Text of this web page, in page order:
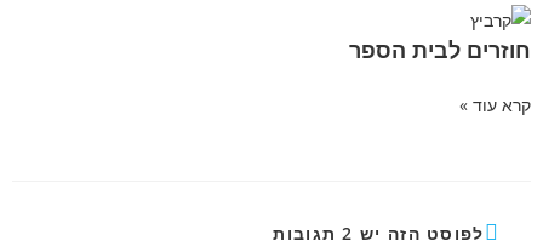
חוזרים לבית הספר
קרא עוד »
לפוסט הזה יש 2 תגובות